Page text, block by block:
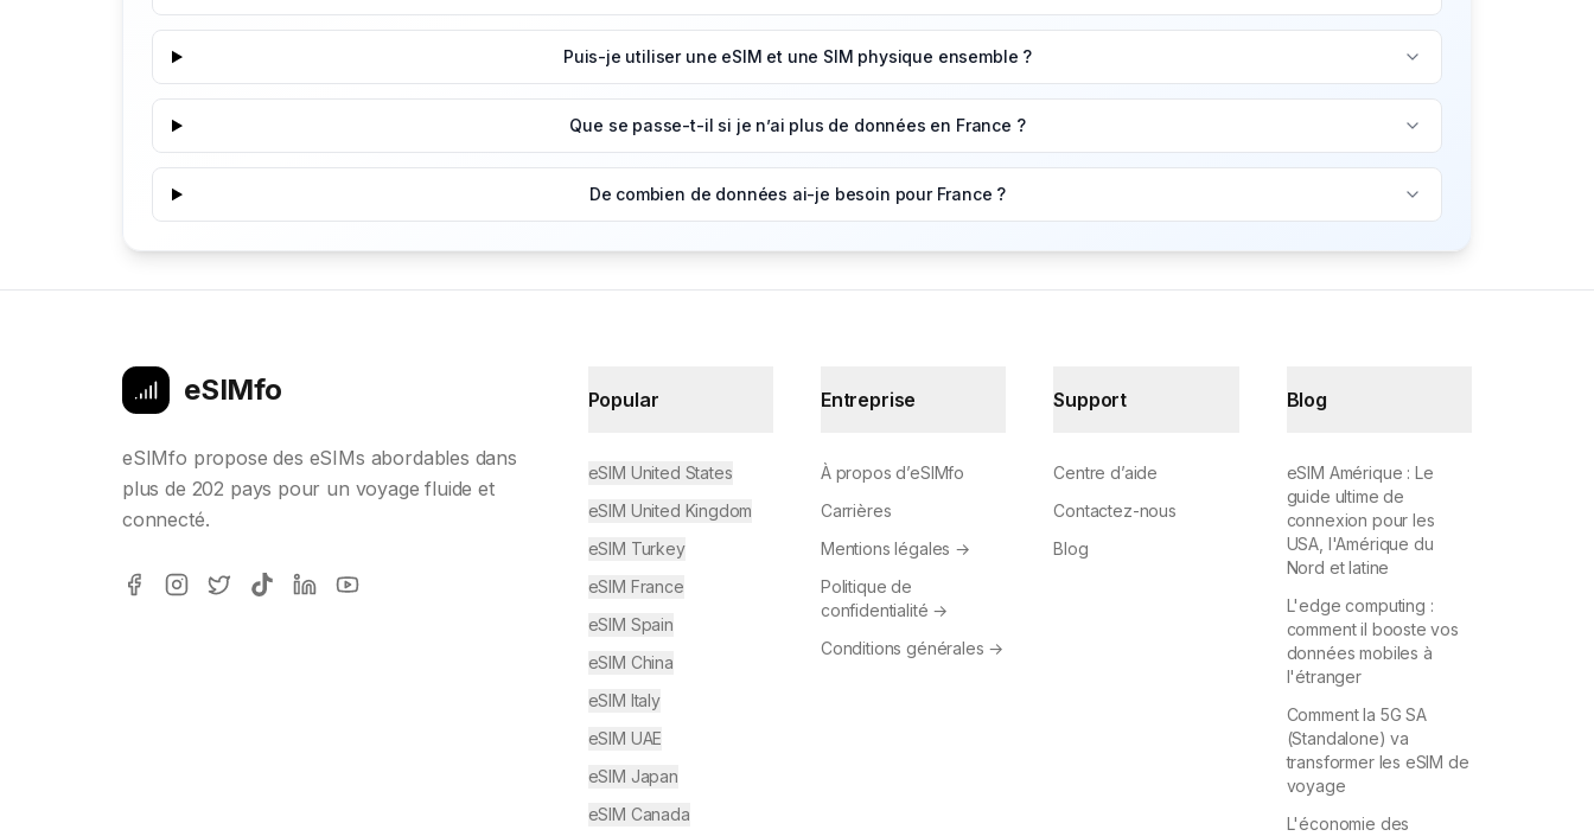
Puis-je utiliser une eSIM et une SIM physique ensemble ?
Que se passe-t-il si je n’ai plus de données en France ?
De combien de données ai-je besoin pour France ?
eSIMfo
eSIMfo propose des eSIMs abordables dans
plus de 202 pays pour un voyage fluide et
connecté.
Popular
eSIM United States
eSIM United Kingdom
eSIM Turkey
eSIM France
eSIM Spain
eSIM China
eSIM Italy
eSIM UAE
eSIM Japan
eSIM Canada
Entreprise
À propos d’eSIMfo
Carrières
Mentions légales →
Politique de
confidentialité →
Conditions générales →
Support
Centre d’aide
Contactez-nous
Blog
Blog
eSIM Amérique : Le
guide ultime de
connexion pour les
USA, l'Amérique du
Nord et latine
L'edge computing :
comment il booste vos
données mobiles à
l'étranger
Comment la 5G SA
(Standalone) va
transformer les eSIM de
voyage
L'économie des